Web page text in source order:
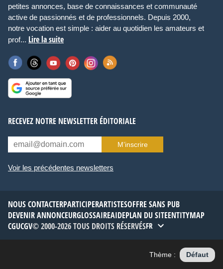
petites annonces, base de connaissances et communauté
active de passionnés et de professionnels. Depuis 2000,
notre vocation est simple : aider au quotidien les amateurs et
prof... Lire la suite
RECEVEZ NOTRE NEWSLETTER ÉDITORIALE
M’inscrire
Voir les précédentes newsletters
NOUS CONTACTERPARTICIPERARTISTESOFFRE SANS PUB
DEVENIR ANNONCEURGLOSSAIREAIDEPLAN DU SITEENTITYMAP
CGUCGV© 2000-2026 TOUS DROITS RÉSERVÉSFR
Thème : Défaut